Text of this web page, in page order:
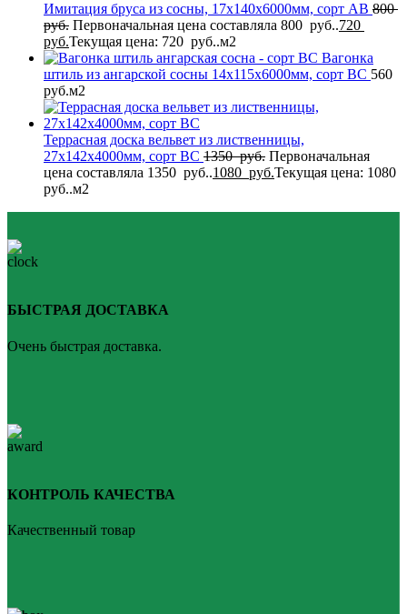
Имитация бруса из сосны, 17x140x6000мм, сорт AB 800
руб. Первоначальная цена составляла 800 руб..720
руб.Текущая цена: 720 руб..м2
Вагонка
штиль из ангарской сосны 14x115x6000мм, сорт BC 560
руб.м2
Террасная доска вельвет из лиственницы,
27x142x4000мм, сорт BC 1350руб. Первоначальная
цена составляла 1350 руб..1080 руб.Текущая цена: 1080
руб..м2
БЫСТРАЯ ДОСТАВКА
Очень быстрая доставка.
КОНТРОЛЬ КАЧЕСТВА
Качественный товар